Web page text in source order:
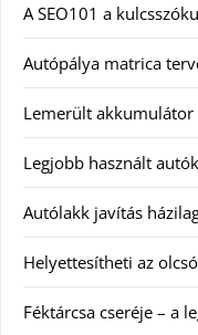
A SEO101 a
Autópálya matrica
Lemerült akkumulátor
Legjobb használt
Autólakk javítás
Helyettesítheti az
Féktárcsa cseréje – a